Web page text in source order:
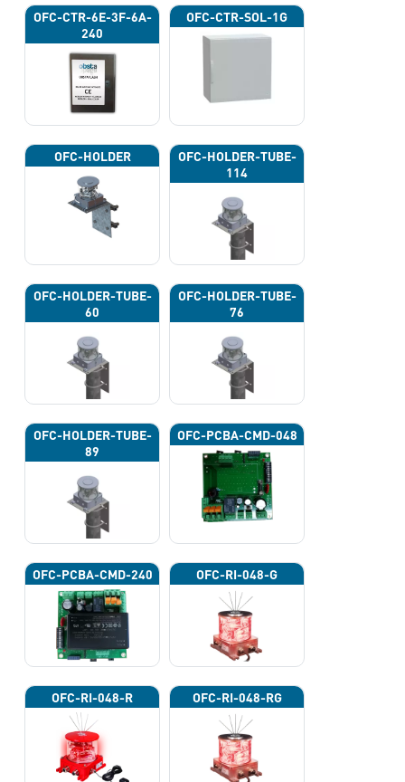
OFC-CTR-6E-3F-6A-
240
OFC-CTR-SOL-1G
OFC-HOLDER
OFC-HOLDER-TUBE-
114
OFC-HOLDER-TUBE-
60
OFC-HOLDER-TUBE-
76
OFC-HOLDER-TUBE-
89
OFC-PCBA-CMD-048
OFC-PCBA-CMD-240 OFC-RI-048-G
OFC-RI-048-R OFC-RI-048-RG